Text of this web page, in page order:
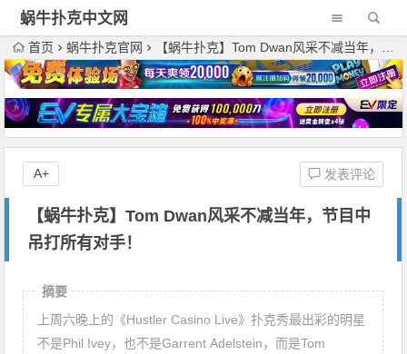
蜗牛扑克中文网
首页 蜗牛扑克官网 【蜗牛扑克】Tom Dwan风采不减当年，节目中吊打所有对手！
【蜗牛扑克】Tom Dwan风采不减当年，节目中
吊打所有对手！
发表评论
A+
摘要
上周六晚上的《Hustler Casino Live》扑克秀最出彩的明星
不是Phil Ivey，也不是Garrent Adelstein，而是Tom